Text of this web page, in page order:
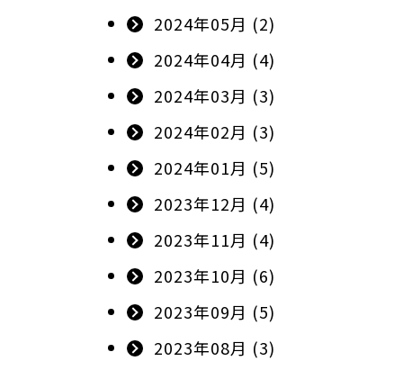
2024年05月 (2)
2024年04月 (4)
2024年03月 (3)
2024年02月 (3)
2024年01月 (5)
2023年12月 (4)
2023年11月 (4)
2023年10月 (6)
2023年09月 (5)
2023年08月 (3)